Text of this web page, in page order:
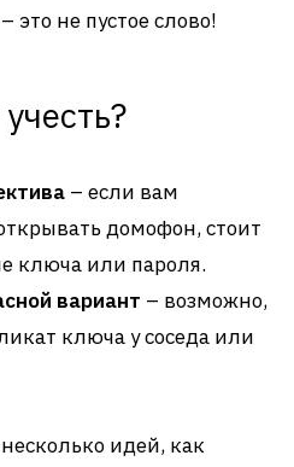
это не пустое слово!
– если вам
домофон, стоит
ключа или пароля.
вариант – возможно,
ключа у соседа или
идей, как